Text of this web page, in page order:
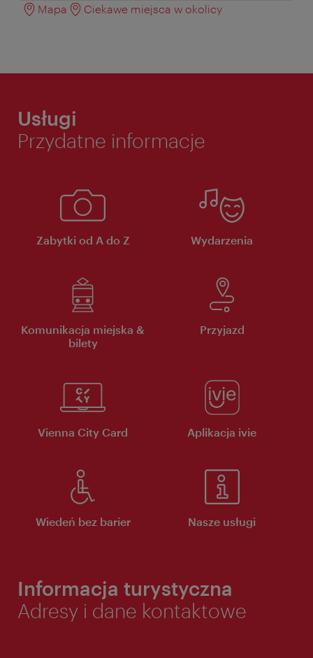
Mapa
Ciekawe miejsca w okolicy
Usługi
Przydatne informacje
Zabytki od A do Z Wydarzenia
Komunikacja miejska &
bilety
Przyjazd
Vienna City Card Aplikacja ivie
Wiedeń bez barier Nasze usługi
Informacja turystyczna
Adresy i dane kontaktowe